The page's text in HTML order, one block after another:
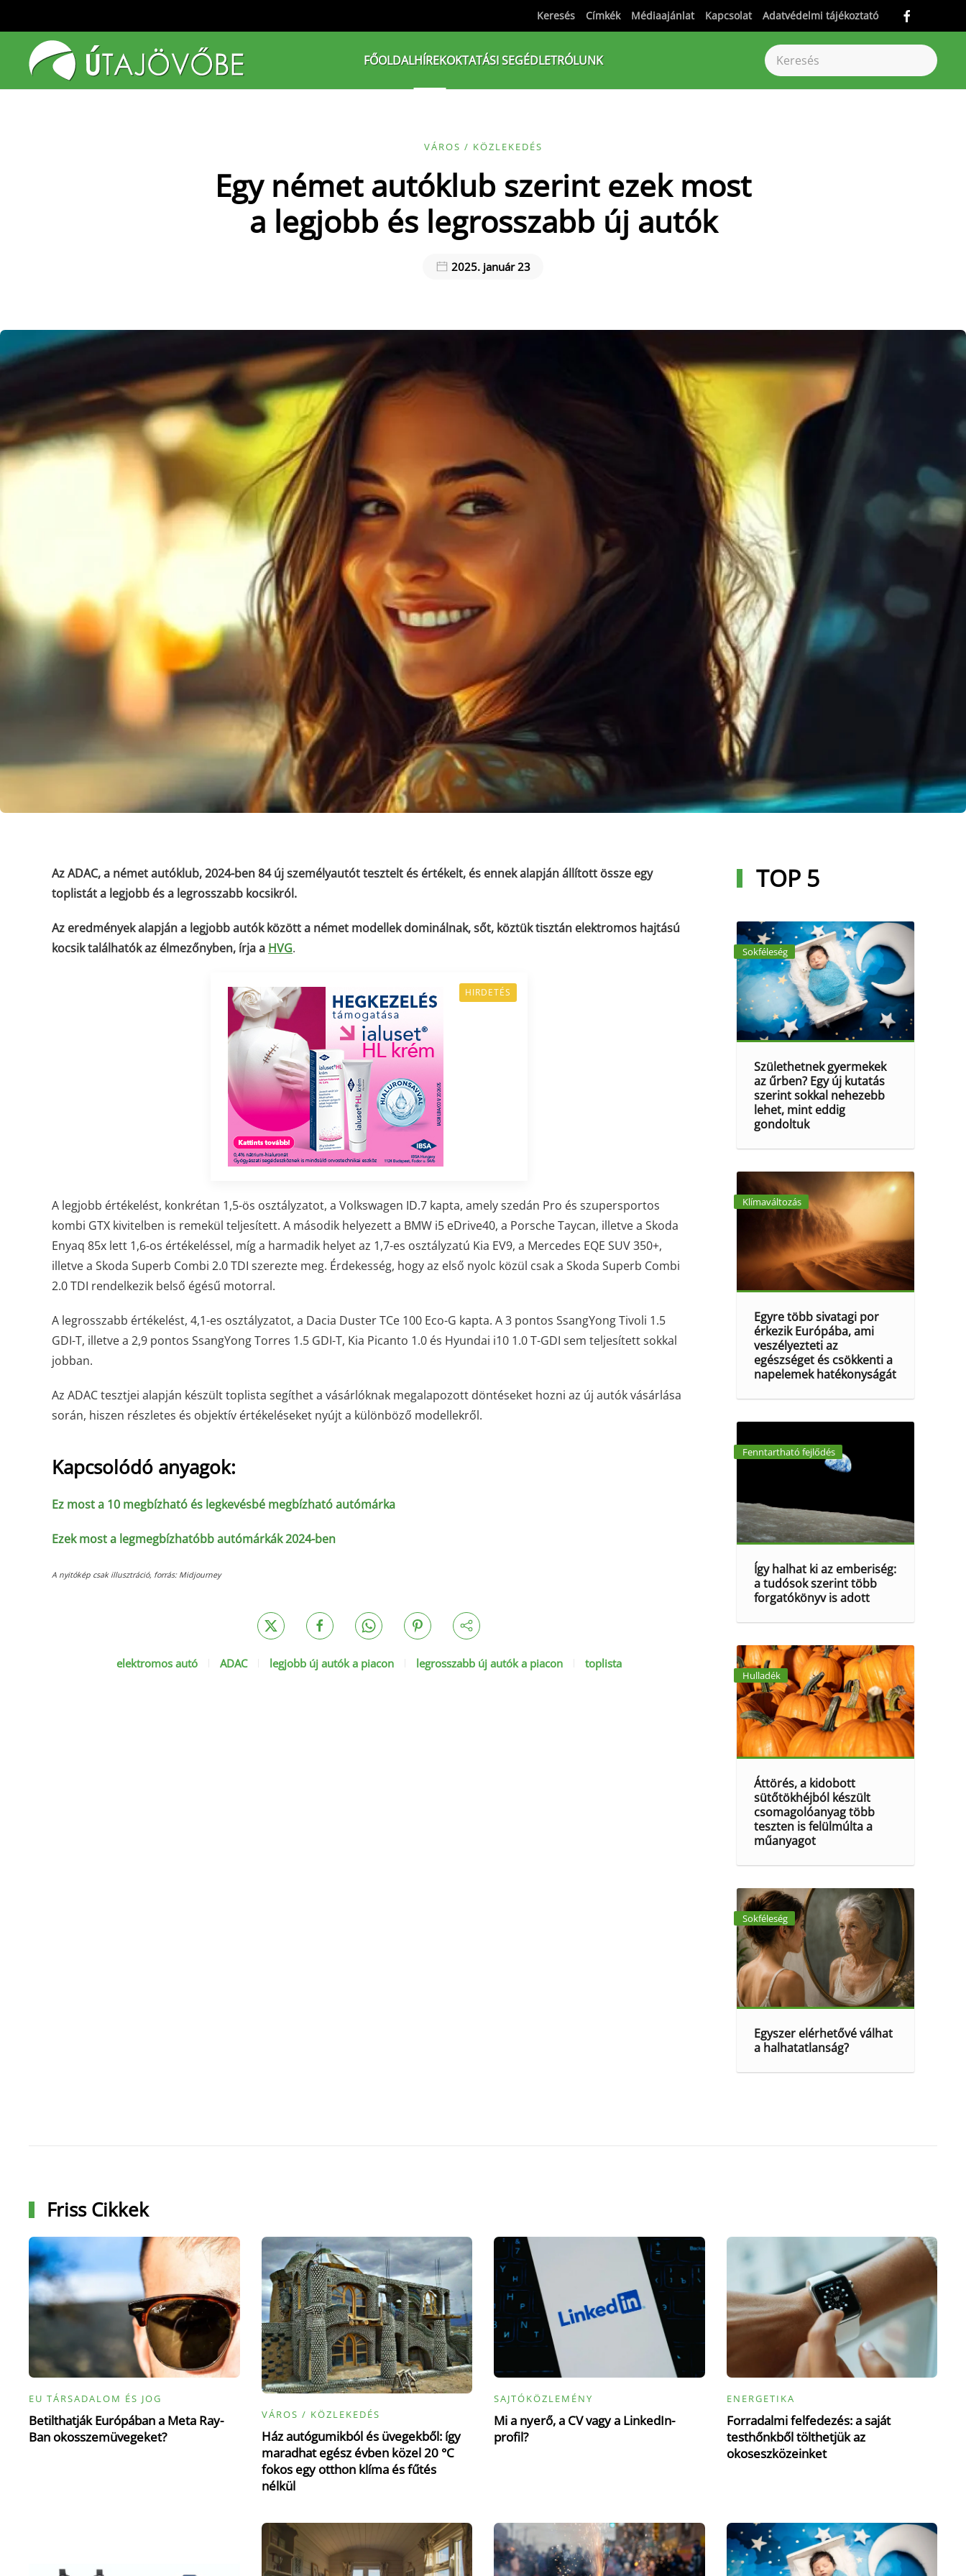
Fő tartalom átugrása
Keresés Címkék Médiaajánlat Kapcsolat Adatvédelmi tájékoztató
FŐOLDALHÍREKOKTATÁSI SEGÉDLETRÓLUNK
VÁROS / KÖZLEKEDÉS
Egy német autóklub szerint ezek most
a legjobb és legrosszabb új autók
2025. január 23
Az ADAC, a német autóklub, 2024-ben 84 új személyautót tesztelt és értékelt, és ennek alapján állított össze egy
toplistát a legjobb és a legrosszabb kocsikról.
Az eredmények alapján a legjobb autók között a német modellek dominálnak, sőt, köztük tisztán elektromos hajtású
kocsik találhatók az élmezőnyben, írja a HVG.
HIRDETÉS
A legjobb értékelést, konkrétan 1,5-ös osztályzatot, a Volkswagen ID.7 kapta, amely szedán Pro és szupersportos
kombi GTX kivitelben is remekül teljesített. A második helyezett a BMW i5 eDrive40, a Porsche Taycan, illetve a Skoda
Enyaq 85x lett 1,6-os értékeléssel, míg a harmadik helyet az 1,7-es osztályzatú Kia EV9, a Mercedes EQE SUV 350+,
illetve a Skoda Superb Combi 2.0 TDI szerezte meg. Érdekesség, hogy az első nyolc közül csak a Skoda Superb Combi
2.0 TDI rendelkezik belső égésű motorral.
A legrosszabb értékelést, 4,1-es osztályzatot, a Dacia Duster TCe 100 Eco-G kapta. A 3 pontos SsangYong Tivoli 1.5
GDI-T, illetve a 2,9 pontos SsangYong Torres 1.5 GDI-T, Kia Picanto 1.0 és Hyundai i10 1.0 T-GDI sem teljesített sokkal
jobban.
Az ADAC tesztjei alapján készült toplista segíthet a vásárlóknak megalapozott döntéseket hozni az új autók vásárlása
során, hiszen részletes és objektív értékeléseket nyújt a különböző modellekről.
Kapcsolódó anyagok:
Ez most a 10 megbízható és legkevésbé megbízható autómárka
Ezek most a legmegbízhatóbb autómárkák 2024-ben
A nyitókép csak illusztráció, forrás: Midjourney
elektromos autó ADAC legjobb új autók a piacon legrosszabb új autók a piacon toplista
TOP 5
Sokféleség
Születhetnek gyermekek
az űrben? Egy új kutatás
szerint sokkal nehezebb
lehet, mint eddig
gondoltuk
Klímaváltozás
Egyre több sivatagi por
érkezik Európába, ami
veszélyezteti az
egészséget és csökkenti a
napelemek hatékonyságát
Fenntartható fejlődés
Így halhat ki az emberiség:
a tudósok szerint több
forgatókönyv is adott
Hulladék
Áttörés, a kidobott
sütőtökhéjból készült
csomagolóanyag több
teszten is felülmúlta a
műanyagot
Sokféleség
Egyszer elérhetővé válhat
a halhatatlanság?
Friss Cikkek
EU TÁRSADALOM ÉS JOG
Betilthatják Európában a Meta Ray-
Ban okosszemüvegeket?
VÁROS / KÖZLEKEDÉS
Ház autógumikból és üvegekből: így
maradhat egész évben közel 20 °C
fokos egy otthon klíma és fűtés
nélkül
SAJTÓKÖZLEMÉNY
Mi a nyerő, a CV vagy a LinkedIn-
profil?
ENERGETIKA
Forradalmi felfedezés: a saját
testhőnkből tölthetjük az
okoseszközeinket